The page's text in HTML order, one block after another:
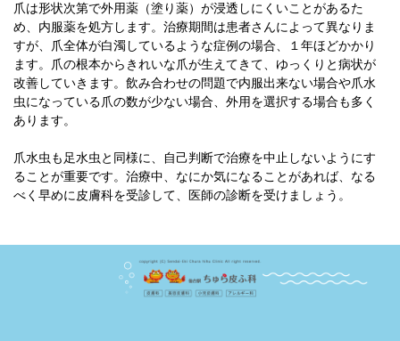
爪は形状次第で外用薬（塗り薬）が浸透しにくいことがあるた
め、内服薬を処方します。治療期間は患者さんによって異なりま
すが、爪全体が白濁しているような症例の場合、１年ほどかかり
ます。爪の根本からきれいな爪が生えてきて、ゆっくりと病状が
改善していきます。飲み合わせの問題で内服出来ない場合や爪水
虫になっている爪の数が少ない場合、外用を選択する場合も多く
あります。
爪水虫も足水虫と同様に、自己判断で治療を中止しないようにす
ることが重要です。治療中、なにか気になることがあれば、なる
べく早めに皮膚科を受診して、医師の診断を受けましょう。